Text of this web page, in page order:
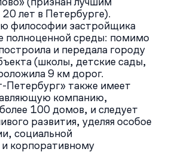
лет в Петербурге).
философии застройщика
полноценной среды: помимо
и передала городу
(школы, детские сады,
9 км дорог.
Петербург» также имеет
компанию,
100 домов, и следует
развития, уделяя особое
социальной
корпоративному